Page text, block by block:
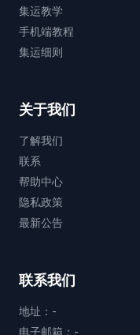
集运教学
手机端教程
集运细则
关于我们
了解我们
联系
帮助中心
隐私政策
最新公告
联系我们
地址：-
电子邮箱：-